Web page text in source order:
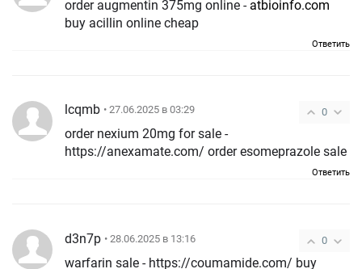
order augmentin 375mg online - atbioinfo.com
buy acillin online cheap
Ответить
0
lcqmb • 27.06.2025 в 03:29
order nexium 20mg for sale -
https://anexamate.com/ order esomeprazole sale
Ответить
0
d3n7p • 28.06.2025 в 13:16
warfarin sale - https://coumamide.com/ buy